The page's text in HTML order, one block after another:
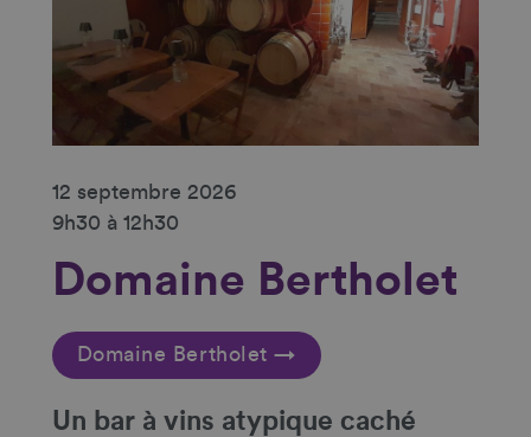
12 septembre 2026
9h30 à 12h30
Domaine Bertholet
Domaine Bertholet →
Un bar à vins atypique caché